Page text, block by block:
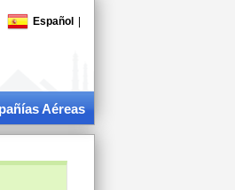
Español
Aéreas